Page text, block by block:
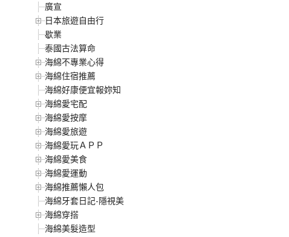
廣宣
日本旅遊自由行
歇業
泰國古法算命
海綿不專業心得
海綿住宿推薦
海綿好康便宜報妳知
海綿愛宅配
海綿愛按摩
海綿愛旅遊
海綿愛玩ＡＰＰ
海綿愛美食
海綿愛運動
海綿推薦懶人包
海綿牙套日記-隱視美
海綿穿搭
海綿美髮造型